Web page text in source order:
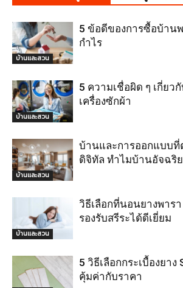
บ้านและสวน
5 ข้อดีของการซื้อบ้านพ
กำไร
บ้านและสวน
5 ความเชื่อผิด ๆ เกี่ยว
เครื่องซักผ้า
บ้านและสวน
บ้านและการออกแบบที่
ดิจิทัล ทำไมบ้านอัจฉริ
บ้านและสวน
วิธีเลือกที่นอนยางพาร
รองรับสรีระได้ดีเยี่ยม
5 วิธีเลือกกระเบื้องยาง
คุ้มค่ากับราคา